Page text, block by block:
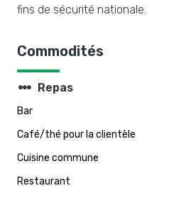
fins de sécurité nationale.
Commodités
steppers Repas
Bar
Café/thé pour la clientèle
Cuisine commune
Restaurant